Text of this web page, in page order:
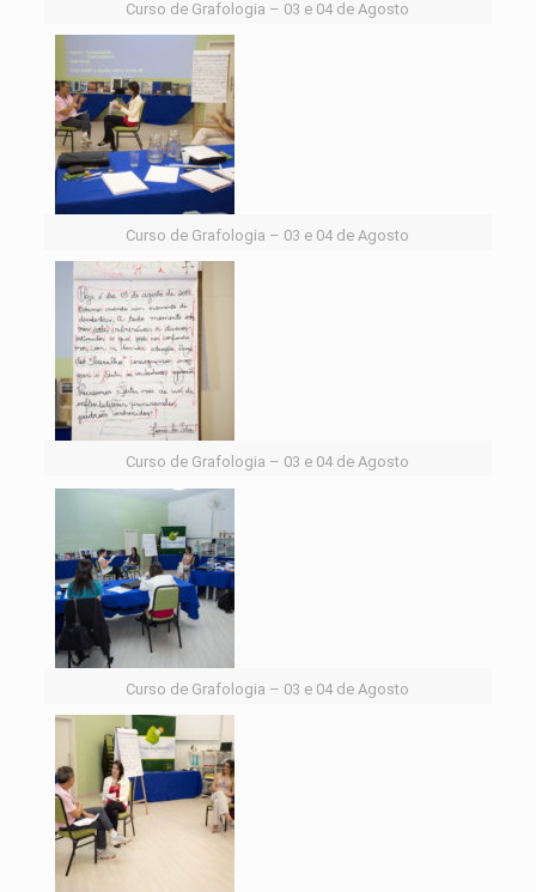
Curso de Grafologia – 03 e 04 de Agosto
Curso de Grafologia – 03 e 04 de Agosto
Curso de Grafologia – 03 e 04 de Agosto
Curso de Grafologia – 03 e 04 de Agosto